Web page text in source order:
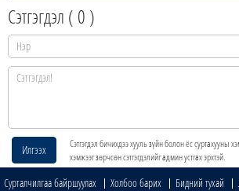
Сэтгэгдэл ( 0 )
Илгээх
Сэтгэгдэл бичихдээ хууль зүйн болон ёс суртахууны
хэмжээг зөрчсөн сэтгэгдэлийг админ устгах эрхтэй.
Сурталчилгаа байршуулах Холбоо барих Бидний тухай